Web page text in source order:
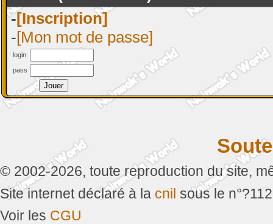
-[Inscription]
-[Mon mot de passe]
login
pass
© 2002-2026, toute reproduction du site,
Site internet déclaré à la cnil sous le
Voir les CGU